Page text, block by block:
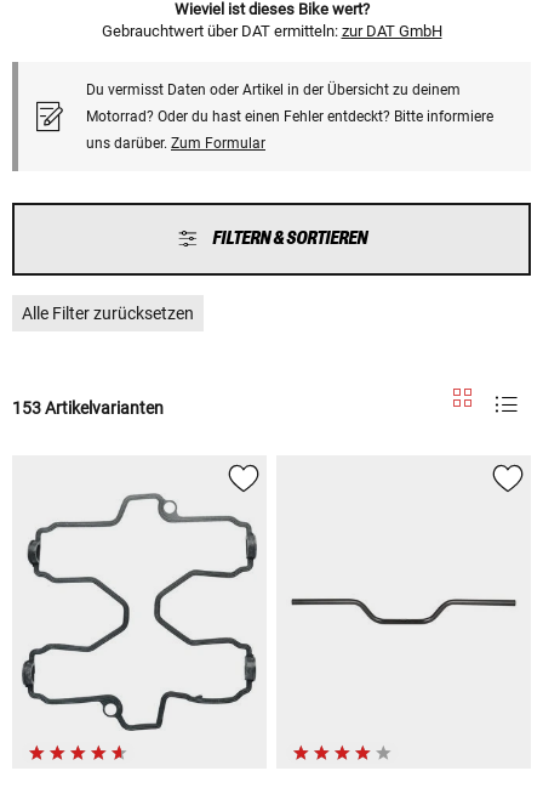
Wieviel ist dieses Bike wert?
Gebrauchtwert über DAT ermitteln: zur DAT GmbH
Du vermisst Daten oder Artikel in der Übersicht zu deinem
Motorrad? Oder du hast einen Fehler entdeckt? Bitte informiere
uns darüber. Zum Formular
FILTERN & SORTIEREN
Alle Filter zurücksetzen
153 Artikelvarianten